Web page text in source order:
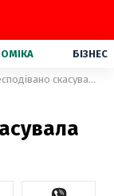
БІЗНЕС
Лоліта несподівано скасувала гастролі в Криму